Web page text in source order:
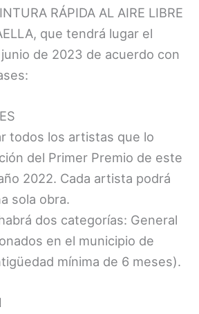
RÁPIDA AL AIRE LIBRE
que tendrá lugar el
de 2023 de acuerdo con
todos los artistas que lo
del Primer Premio de este
2022. Cada artista podrá
sola obra.
dos categorías: General
en el municipio de
mínima de 6 meses).